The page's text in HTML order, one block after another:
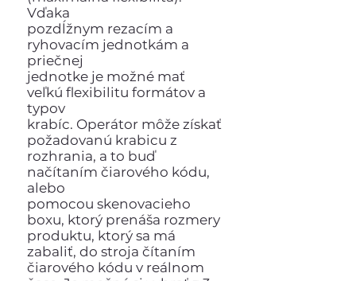
Vďaka
pozdĺžnym rezacím a
ryhovacím jednotkám a
priečnej
jednotke je možné mať
veľkú flexibilitu formátov a
typov
krabíc. Operátor môže získať
požadovanú krabicu z
rozhrania, a to buď
načítaním čiarového kódu,
alebo
pomocou skenovacieho
boxu, ktorý prenáša rozmery
produktu, ktorý sa má
zabaliť, do stroja čítaním
čiarového kódu v reálnom